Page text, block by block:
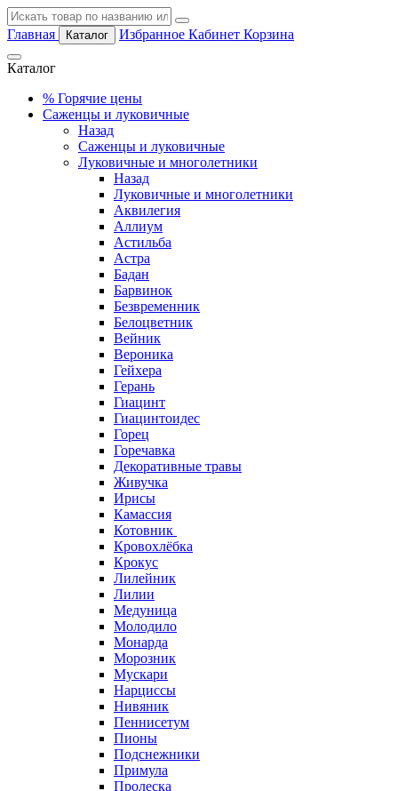
Главная Каталог Избранное Кабинет Корзина
Каталог
% Горячие цены
Саженцы и луковичные
Назад
Саженцы и луковичные
Луковичные и многолетники
Назад
Луковичные и многолетники
Аквилегия
Аллиум
Астильба
Астра
Бадан
Барвинок
Безвременник
Белоцветник
Вейник
Вероника
Гейхера
Герань
Гиацинт
Гиацинтоидес
Горец
Горечавка
Декоративные травы
Живучка
Ирисы
Камассия
Котовник
Кровохлёбка
Крокус
Лилейник
Лилии
Медуница
Молодило
Монарда
Морозник
Мускари
Нарциссы
Нивяник
Пеннисетум
Пионы
Подснежники
Примула
Пролеска